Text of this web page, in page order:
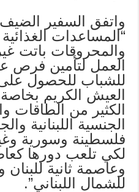
واتفق السفير
“المساعدات
والمحروقات باتت
العمل لتأمين فرص
للشباب للحصول على
العيش الكريم
الكثير من الطاقات
الجنسية اللبنانية
فلسطينة وسورية
لكي تلعب دورها
وعاصمة ثانية
للشمال اللبناني”.